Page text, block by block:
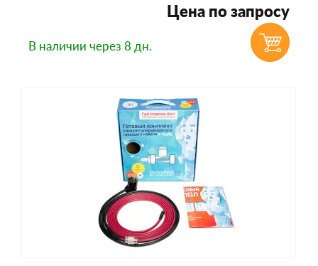
Цена по запросу
В наличии через 8 дн.